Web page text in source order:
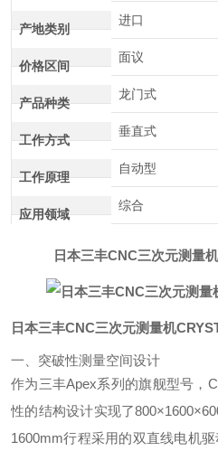
产地类别
进口
价格区间
面议
产品种类
龙门式
工作方式
垂直式
工作原理
自动型
应用领域
综合
日本三丰CNC三次元测量
日本三丰CNC三次元测量机
一、突破性测量空间设计
作为三丰Apex系列的旗舰型号，
性的结构设计实现了
1600mm行程采用的双直线电机